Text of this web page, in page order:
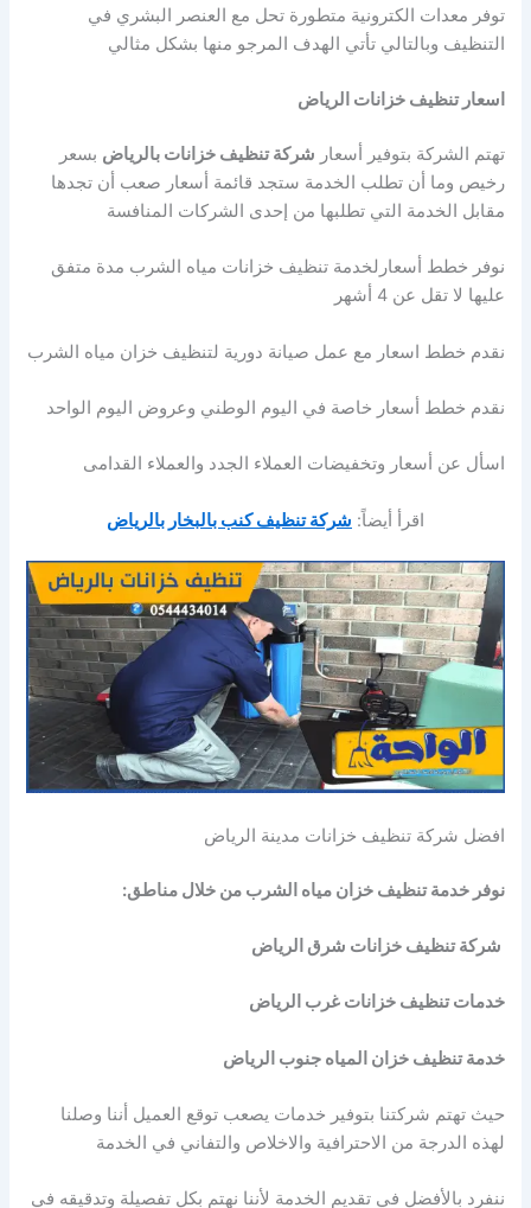
توفر معدات الكترونية متطورة تحل مع العنصر البشري في
التنظيف وبالتالي تأتي الهدف المرجو منها بشكل مثالي
اسعار تنظيف خزانات الرياض
تهتم الشركة بتوفير أسعار شركة تنظيف خزانات بالرياض بسعر
رخيص وما أن تطلب الخدمة ستجد قائمة أسعار صعب أن تجدها
مقابل الخدمة التي تطلبها من إحدى الشركات المنافسة
نوفر خطط أسعارلخدمة تنظيف خزانات مياه الشرب مدة متفق
عليها لا تقل عن 4 أشهر
نقدم خطط اسعار مع عمل صيانة دورية لتنظيف خزان مياه الشرب
نقدم خطط أسعار خاصة في اليوم الوطني وعروض اليوم الواحد
اسأل عن أسعار وتخفيضات العملاء الجدد والعملاء القدامى
اقرأ أيضاً: شركة تنظيف كنب بالبخار بالرياض
افضل شركة تنظيف خزانات مدينة الرياض
نوفر خدمة تنظيف خزان مياه الشرب من خلال مناطق:
شركة تنظيف خزانات شرق الرياض
خدمات تنظيف خزانات غرب الرياض
خدمة تنظيف خزان المياه جنوب الرياض
حيث تهتم شركتنا بتوفير خدمات يصعب توقع العميل أننا وصلنا
لهذه الدرجة من الاحترافية والاخلاص والتفاني في الخدمة
ننفرد بالأفضل في تقديم الخدمة لأننا نهتم بكل تفصيلة وتدقيقه في